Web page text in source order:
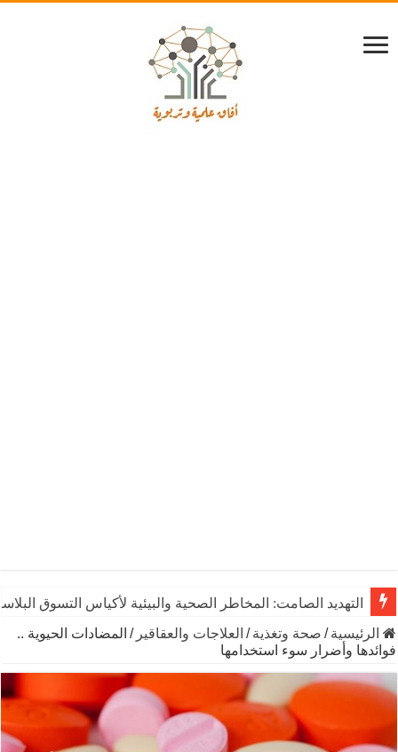
التهديد الصامت: المخاطر الصحية والبيئية لأكياس التسوق
يوم الشاي العالمي: رشفـة من التاريخ تنبض بالحياة والاقتصاد
الرئيسية / صحة وتغذية / العلاجات والعقاقير / المضادات الحيوية ..
فوائدها وأضرار سوء استخدامها